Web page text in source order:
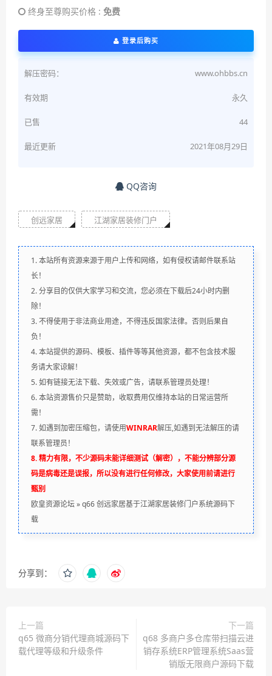
终身至尊购买价格 : 免费
登录后购买
解压密码： www.ohbbs.cn
有效期 永久
已售 44
最近更新 2021年08月29日
QQ咨询
创远家居 江湖家居装修门户
1. 本站所有资源来源于用户上传和网络，如有侵权请邮件联系站
长！
2. 分享目的仅供大家学习和交流，您必须在下载后24小时内删
除！
3. 不得使用于非法商业用途，不得违反国家法律。否则后果自
负！
4. 本站提供的源码、模板、插件等等其他资源，都不包含技术服
务请大家谅解！
5. 如有链接无法下载、失效或广告，请联系管理员处理！
6. 本站资源售价只是赞助，收取费用仅维持本站的日常运营所
需！
7. 如遇到加密压缩包，请使用WINRAR解压,如遇到无法解压的请
联系管理员！
8. 精力有限，不少源码未能详细测试（解密），不能分辨部分源
码是病毒还是误报，所以没有进行任何修改，大家使用前请进行
甄别
欧皇资源论坛»q66 创远家居基于江湖家居装修门户系统源码下
载
分享到：
上一篇
q65 微商分销代理商城源码下
载代理等级和升级条件
下一篇
q68 多商户多仓库带扫描云进
销存系统ERP管理系统Saas营
销版无限商户源码下载